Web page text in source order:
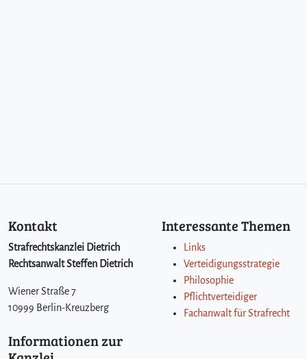
Kontakt
Strafrechtskanzlei Dietrich
Rechtsanwalt Steffen Dietrich
Wiener Straße 7
10999 Berlin-Kreuzberg
Interessante Themen
Links
Verteidigungsstrategie
Philosophie
Pflichtverteidiger
Fachanwalt für Strafrecht
Informationen zur